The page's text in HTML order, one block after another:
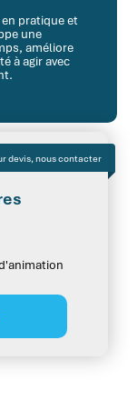
pratique et
une
améliore
à agir avec
devis, nous contacter